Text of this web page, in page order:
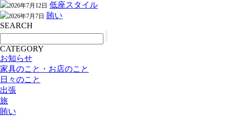
2026年7月12日 低座スタイル
2026年7月7日 賄い
SEARCH
CATEGORY
お知らせ
家具のこと・お店のこと
日々のこと
出張
旅
賄い